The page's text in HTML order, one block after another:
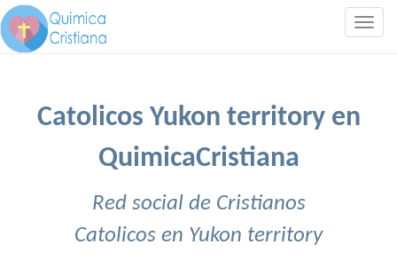
Catolicos Yukon territory en
QuimicaCristiana
Red social de Cristianos
Catolicos en Yukon territory